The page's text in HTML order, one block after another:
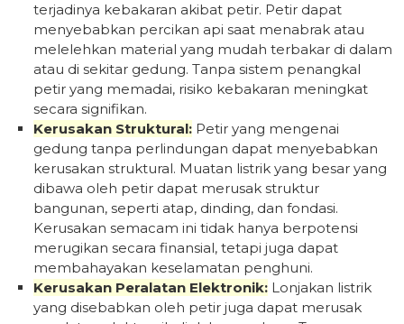
terjadinya kebakaran akibat petir. Petir dapat
menyebabkan percikan api saat menabrak atau
melelehkan material yang mudah terbakar di dalam
atau di sekitar gedung. Tanpa sistem penangkal
petir yang memadai, risiko kebakaran meningkat
secara signifikan.
Kerusakan Struktural: Petir yang mengenai
gedung tanpa perlindungan dapat menyebabkan
kerusakan struktural. Muatan listrik yang besar yang
dibawa oleh petir dapat merusak struktur
bangunan, seperti atap, dinding, dan fondasi.
Kerusakan semacam ini tidak hanya berpotensi
merugikan secara finansial, tetapi juga dapat
membahayakan keselamatan penghuni.
Kerusakan Peralatan Elektronik: Lonjakan listrik
yang disebabkan oleh petir juga dapat merusak